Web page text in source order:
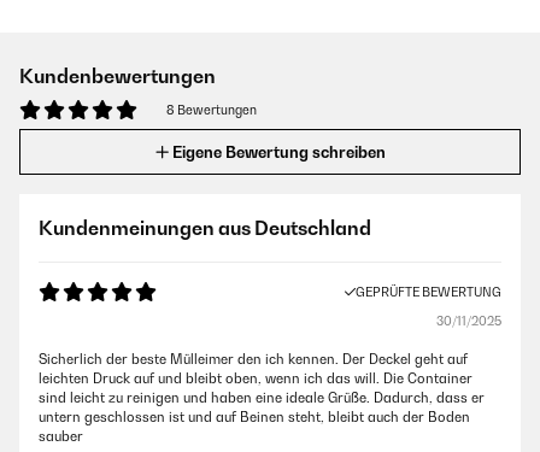
Kundenbewertungen
8 Bewertungen
Eigene Bewertung schreiben
Kundenmeinungen aus Deutschland
GEPRÜFTE BEWERTUNG
30/11/2025
Sicherlich der beste Mülleimer den ich kennen. Der Deckel geht auf
leichten Druck auf und bleibt oben, wenn ich das will. Die Container
sind leicht zu reinigen und haben eine ideale Grüße. Dadurch, dass er
untern geschlossen ist und auf Beinen steht, bleibt auch der Boden
sauber